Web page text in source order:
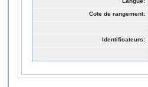
Cote de rangement:
Identificateurs: